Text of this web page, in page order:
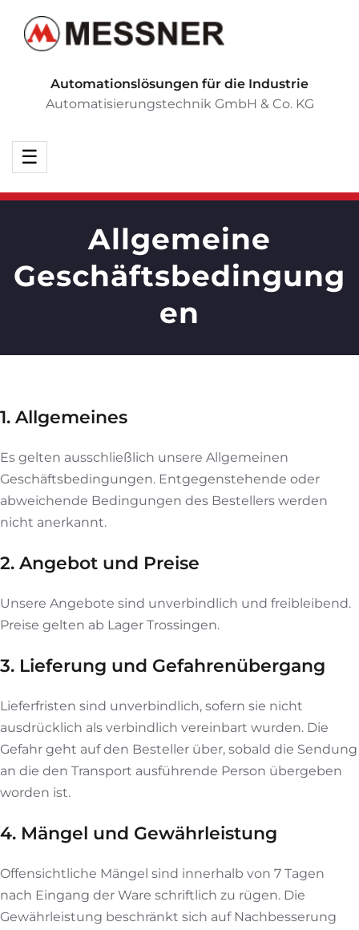
Automationslösungen für die Industrie
Automatisierungstechnik GmbH & Co. KG
Allgemeine
Geschäftsbedingung
en
1. Allgemeines
Es gelten ausschließlich unsere Allgemeinen
Geschäftsbedingungen. Entgegenstehende oder
abweichende Bedingungen des Bestellers werden
nicht anerkannt.
2. Angebot und Preise
Unsere Angebote sind unverbindlich und freibleibend.
Preise gelten ab Lager Trossingen.
3. Lieferung und Gefahrenübergang
Lieferfristen sind unverbindlich, sofern sie nicht
ausdrücklich als verbindlich vereinbart wurden. Die
Gefahr geht auf den Besteller über, sobald die Sendung
an die den Transport ausführende Person übergeben
worden ist.
4. Mängel und Gewährleistung
Offensichtliche Mängel sind innerhalb von 7 Tagen
nach Eingang der Ware schriftlich zu rügen. Die
Gewährleistung beschränkt sich auf Nachbesserung